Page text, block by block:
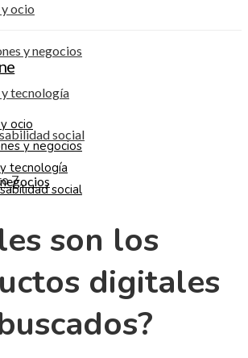
ocio
y negocios
tecnología
social
7
ocio
y negocios
tecnología
social
son los
digitales